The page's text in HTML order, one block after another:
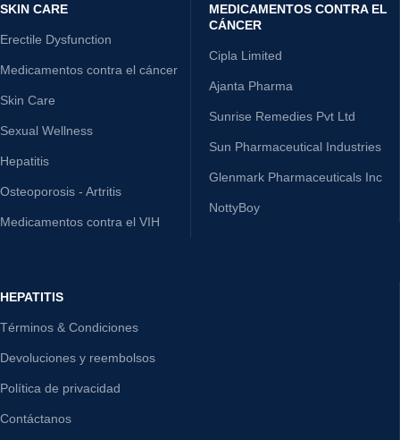
SKIN CARE
Erectile Dysfunction
Medicamentos contra el cáncer
Skin Care
Sexual Wellness
Hepatitis
Osteoporosis - Artritis
Medicamentos contra el VIH
MEDICAMENTOS CONTRA EL
CÁNCER
Cipla Limited
Ajanta Pharma
Sunrise Remedies Pvt Ltd
Sun Pharmaceutical Industries
Glenmark Pharmaceuticals Inc
NottyBoy
HEPATITIS
Términos & Condiciones
Devoluciones y reembolsos
Política de privacidad
Contáctanos